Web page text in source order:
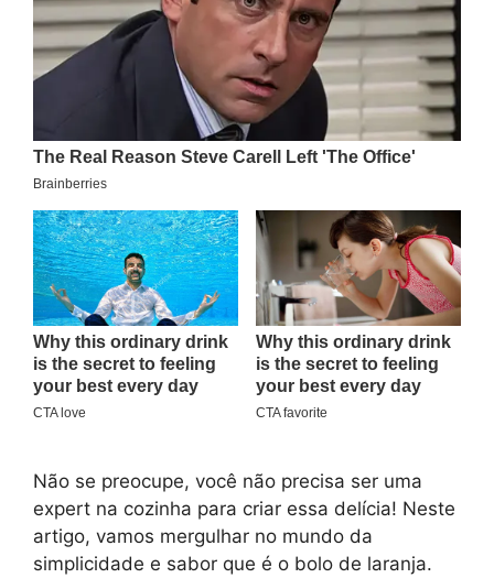
Não se preocupe, você não precisa ser uma
expert na cozinha para criar essa delícia! Neste
artigo, vamos mergulhar no mundo da
simplicidade e sabor que é o bolo de laranja.